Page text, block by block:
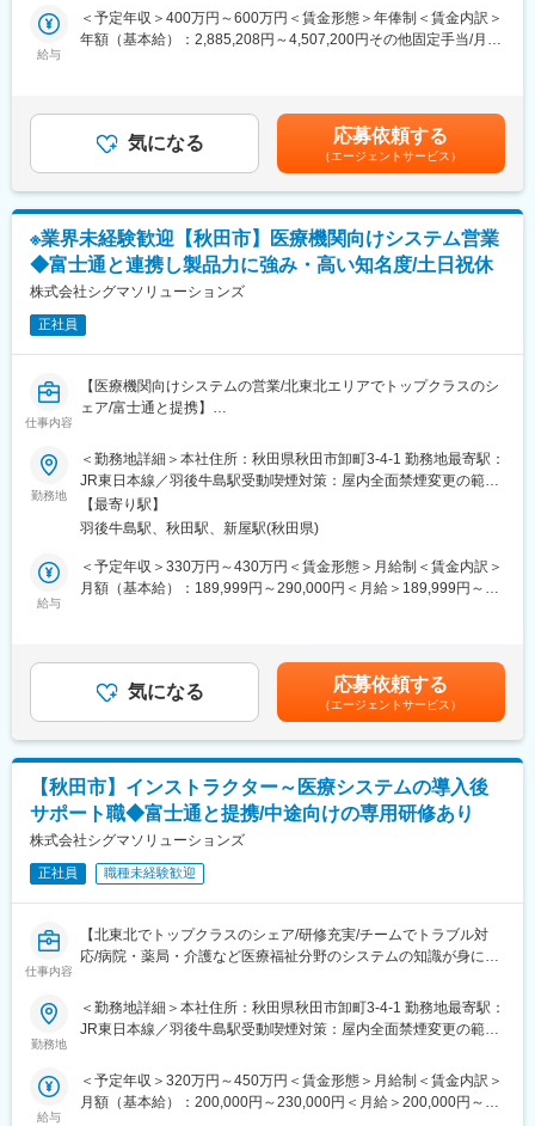
また自社開発製品である調剤薬局向けシステム「ElixirS」は、代
理店を通じて全国の調剤薬局に導入されております。
日用品などをレンタルできる「アメニティサポートシステム」を
提案する営業です。ニーズに応じて、人材派遣・紹介サービスや
献性も高く、今後の高齢化社会において成長が見込める成長産業
です。 また、病院や介護施設の業務軽減に貢献する事で、患者
様、利用者様へのサービス向上に直結する為、大変やりがいのあ
■キャリアアップについて：
本人の頑張りを昇給、昇格にて評価される制度が御座います。ま
た、事業拡大に伴い、新規の営業所も出店しており、営業所長や
エリアを管理する責任者などのポストがある為、早期のキャリア
アップが見込めます。 ※実際に入社4年前後で所長になった中途入
社の方もいらっしゃいます。
■会社情報：
当社は入院中に必要となるアメニティ(パジャマ・タオル・日用
品）をレンタルするアメニティサポートシステムを提供している
レンタルだけでなく、病院・介護施設内での申込の受付業務から
ご利用者への提供・回収・請求まで全て弊社で受け持っておりま
す。そのため医療・介護施設の業務負担の軽減もでき多くのメリ
ットがあります。拠点は北海道から九州まで展開し、毎年増収・
変更の範囲：会社の定める業務
給与
＜予定年収＞400万円～600万円＜賃金形態＞年俸制＜賃金内訳＞
年額（基本給）：2,885,208円～4,507,200円その他固定手当/月：
無＞有＜残業手当＞有＜給与補足＞※経験・能力・前職の給与など
を考慮するため上下する可能性があります・評価：年2回（4月・
10月/売上実績だけでなく取り組み姿勢や提案プロセスなどの定性
評価も重視）・年収例：370-480万円(主任/入社2-3年)⇒420-550
万円(係長/入社3-5年)賃金はあくまでも目安の金額であり、選考を
通じて上下する可能性があります。月給(月額)は固定手当を含めた
表記です。
気になる 応募依頼する
（エージェントサービス）
※業界未経験歓迎【秋田市】医療機関向けシステム営業
◆富士通と連携し製品力に強み・高い知名度/土日祝休
株式会社シグマソリューションズ
正社員
仕事内容
【医療機関向けシステムの営業/北東北エリアでトップクラスのシ
ェア/富士通と提携】
■業務内容
医療機関向けのシステム開発・販売を行っている同社にて秋田県
内の医療機関（医科、歯科、薬局など）に向けて、レセプト作
成、カルテ作成、電子薬歴閲覧システムの導入提案営業を行って
いただきます。自社製品のほか富士通などの有名企業の製品も扱
うため、業界での知名度は高いです。
また、営業する際は、システム使用方法のレクチャー専門のイン
■職務内容詳細：
入社直後は営業部門の先輩社員などと一緒に訪問、飛び込みなど
新規の顧客に向けた営業を行っていただきます。業務に慣れてき
で既存がほぼ100%になっています）。
新規営業の間は明確な担当顧客数は定められていませんが、既存
営業に移行するタイミングで50~60社程度をご担当いただくイメ
ージとなります。
■教育体制
入社後半年程度は先輩社員の商談に同席していただき、どのよう
な流れで契約が行われるかを習得いただきます。慣れてきたらご
自身で商談を行っていただき、契約取得に向けて企業と接点を取
っていただきます。
■評価体制
拠点の上長と売り上げの目標設定を行っていただきます。そのう
す。
同社製品は医療機関の診療報酬改定に対応する関係で需要に波が
勤務地
＜勤務地詳細＞本社住所：秋田県秋田市卸町3-4-1 勤務地最寄駅：
JR東日本線／羽後牛島駅受動喫煙対策：屋内全面禁煙変更の範
囲：会社の定める事業所
【最寄り駅】
羽後牛島駅、秋田駅、新屋駅(秋田県)
給与
＜予定年収＞330万円～430万円＜賃金形態＞月給制＜賃金内訳＞
月額（基本給）：189,999円～290,000円＜月給＞189,999円～
気になる 応募依頼する
（エージェントサービス）
【秋田市】インストラクター～医療システムの導入後
サポート職◆富士通と提携/中途向けの専用研修あり
株式会社シグマソリューションズ
正社員 職種未経験歓迎
仕事内容
【北東北でトップクラスのシェア/研修充実/チームでトラブル対
応/病院・薬局・介護など医療福祉分野のシステムの知識が身につ
■魅力
高いです！
勤務地
＜勤務地詳細＞本社住所：秋田県秋田市卸町3-4-1 勤務地最寄駅：
JR東日本線／羽後牛島駅受動喫煙対策：屋内全面禁煙変更の範
給与
＜予定年収＞320万円～450万円＜賃金形態＞月給制＜賃金内訳＞
月額（基本給）：200,000円～230,000円＜月給＞200,000円～